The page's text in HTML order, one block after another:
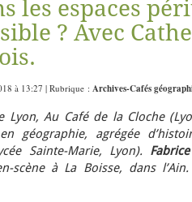
les espaces
? Avec
à 13:27 | Rubrique : Archives-Cafés
Lyon, Au Café de la Cloche
géographie, agrégée
Sainte-Marie, Lyon).
scène à La Boisse, dans